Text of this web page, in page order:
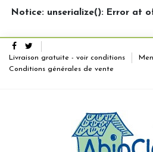
Notice: unserialize(): Error at
Livraison gratuite - voir conditions
Conditions générales de vente